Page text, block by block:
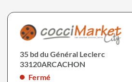
35 bd du Général Leclerc
33120ARCACHON
Fermé